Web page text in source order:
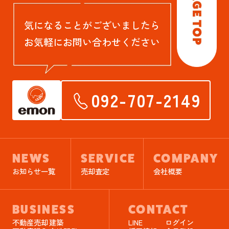
気になることがございましたら
お気軽にお問い合わせください
092-707-2149
NEWS
お知らせ一覧
SERVICE
売却査定
COMPANY
会社概要
BUSINESS
不動産売却建築
CONTACT
LINE
ログイン